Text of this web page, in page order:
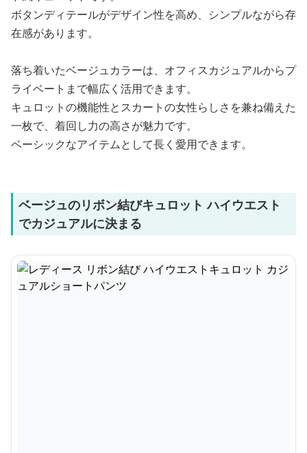
ボタンディテールがデザイン性を高め、シンプルながら存
在感があります。
落ち着いたベージュカラーは、オフィスカジュアルからプ
ライベートまで幅広く活用できます。
キュロットの機能性とスカートの女性らしさを兼ね備えた
一枚で、着回し力の高さが魅力です。
ベーシックなアイテムとして長く愛用できます。
ベージュのリボン結びキュロット ハイウエスト
でカジュアルに決まる